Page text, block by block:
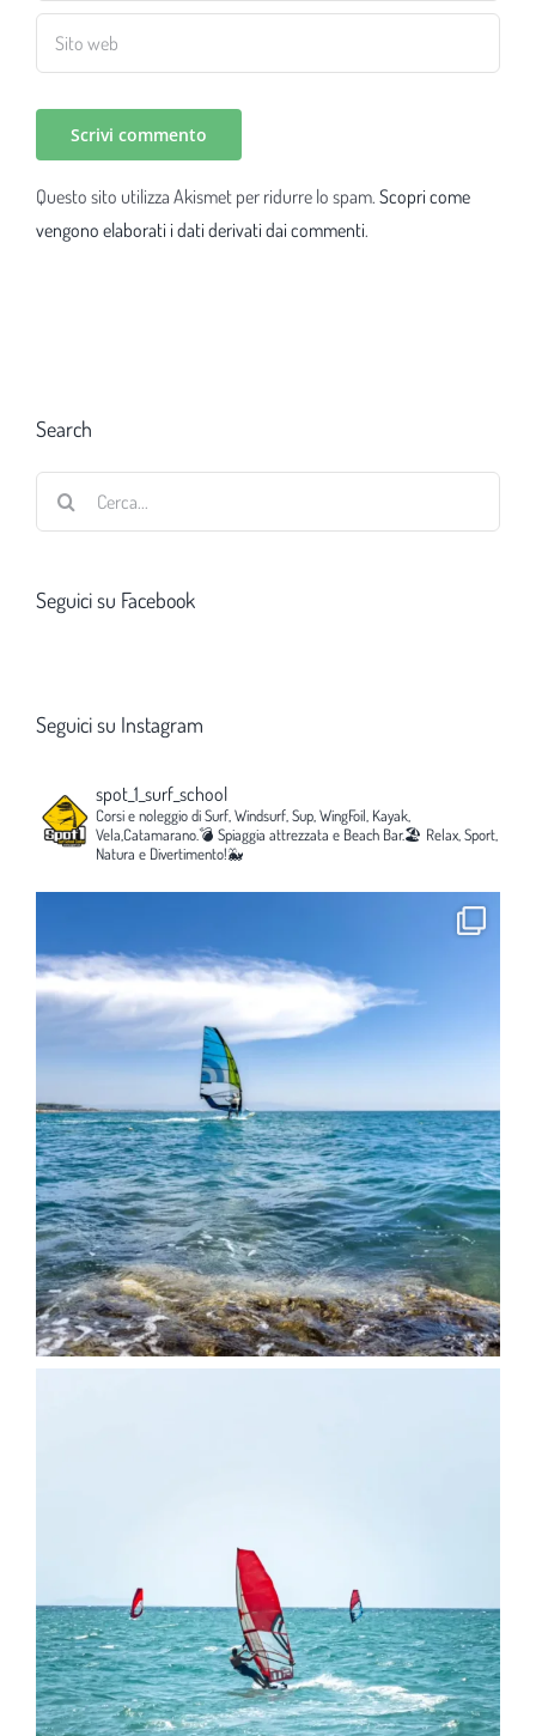
Questo sito utilizza Akismet per ridurre lo spam. Scopri come
vengono elaborati i dati derivati dai commenti.
Search
Seguici su Facebook
Seguici su Instagram
spot_1_surf_school
Corsi e noleggio di Surf, Windsurf, Sup, WingFoil, Kayak,
Vela,Catamarano.💣 Spiaggia attrezzata e Beach Bar.🏖️ Relax, Sport,
Natura e Divertimento!🐳